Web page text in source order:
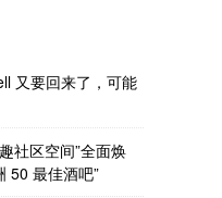
又要回来了，可能
社区空间”全面焕
50 最佳酒吧”